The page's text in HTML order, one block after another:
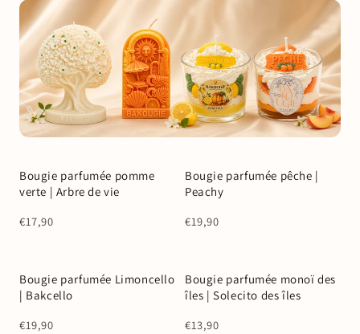
Coup de ❤️
Bougie parfumée pomme
verte | Arbre de vie
€17,90
Coup de ❤️
Bougie parfumée pêche |
Peachy
€19,90
Coup de ❤️
Bougie parfumée Limoncello
| Bakcello
€19,90
Coup de ❤️
Bougie parfumée monoï des
îles | Solecito des îles
€13,90